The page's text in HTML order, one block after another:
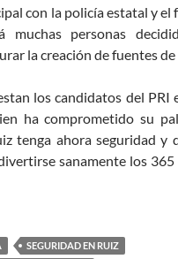
con la policía estatal y el
muchas personas
la creación de fuentes
los candidatos del PRI
ha comprometido su
tenga ahora seguridad y
sanamente los
SEGURIDAD EN RUIZ